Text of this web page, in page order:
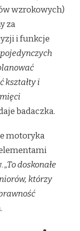
wzrokowych)
za
i funkcje
pojedynczych
kształty i
badaczka.
motoryka
„To doskonałe
którzy